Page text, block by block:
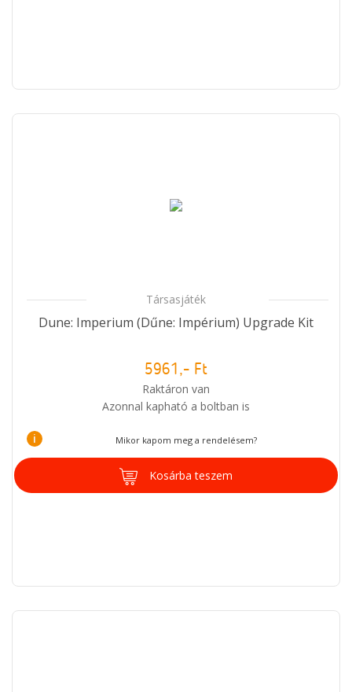
Társasjáték
Dune: Imperium (Dűne: Impérium) Upgrade Kit
5961,- Ft
Raktáron van
Azonnal kapható a boltban is
i Mikor kapom meg a rendelésem?
Kosárba teszem